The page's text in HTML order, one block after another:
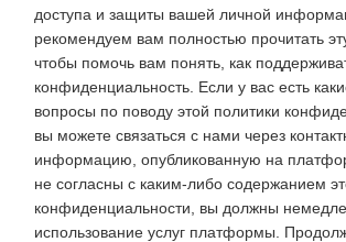
доступа и защиты вашей личной
рекомендуем вам полностью прочитать
чтобы помочь вам понять, как
конфиденциальность. Если у вас есть
вопросы по поводу этой политики
вы можете связаться с нами через
информацию, опубликованную на
не согласны с каким-либо содержанием
конфиденциальности, вы должны
использование услуг платформы.